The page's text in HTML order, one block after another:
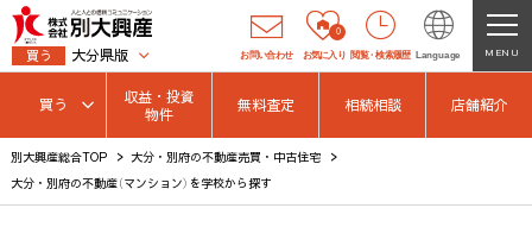
買う 大分県版 お問い合わせ
0
お気に入り 閲覧・ 検索履歴 Language MENU
買う
収益・投資
物件
無料査定 相続相談 店舗紹介
別大興産総合TOP
大分・別府の不動産売買・中古住宅
大分・別府の不動産（マンション）を学校から探す